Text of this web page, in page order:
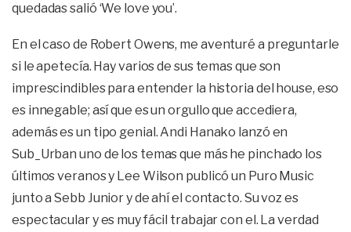
quedadas salió ‘We love you’.
En el caso de Robert Owens, me aventuré a preguntarle
si le apetecía. Hay varios de sus temas que son
imprescindibles para entender la historia del house, eso
es innegable; así que es un orgullo que accediera,
además es un tipo genial. Andi Hanako lanzó en
Sub_Urban uno de los temas que más he pinchado los
últimos veranos y Lee Wilson publicó un Puro Music
junto a Sebb Junior y de ahí el contacto. Su voz es
espectacular y es muy fácil trabajar con el. La verdad